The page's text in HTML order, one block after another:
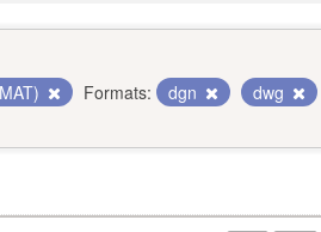
Formats: dgn
dwg